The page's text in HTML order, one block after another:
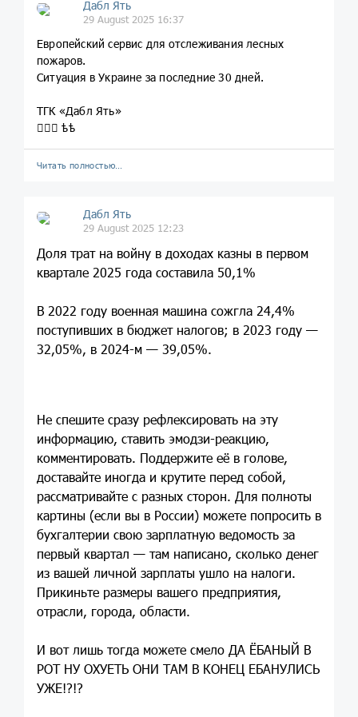
Дабл Ять
29 August 2025 16:37
Европейский сервис для отслеживания лесных
пожаров.
Ситуация в Украине за последние 30 дней.
ТГК «Дабл Ять»
🤦🏼‍♀️ ѣѣ
Читать полностью…
Дабл Ять
29 August 2025 12:23
Доля трат на войну в доходах казны в первом
квартале 2025 года составила 50,1%
В 2022 году военная машина сожгла 24,4%
поступивших в бюджет налогов; в 2023 году —
32,05%, в 2024-м — 39,05%.
Не спешите сразу рефлексировать на эту
информацию, ставить эмодзи-реакцию,
комментировать. Поддержите её в голове,
доставайте иногда и крутите перед собой,
рассматривайте с разных сторон. Для полноты
картины (если вы в России) можете попросить в
бухгалтерии свою зарплатную ведомость за
первый квартал — там написано, сколько денег
из вашей личной зарплаты ушло на налоги.
Прикиньте размеры вашего предприятия,
отрасли, города, области.
И вот лишь тогда можете смело ДА ЁБАНЫЙ В
РОТ НУ ОХУЕТЬ ОНИ ТАМ В КОНЕЦ ЕБАНУЛИСЬ
УЖЕ!?!?